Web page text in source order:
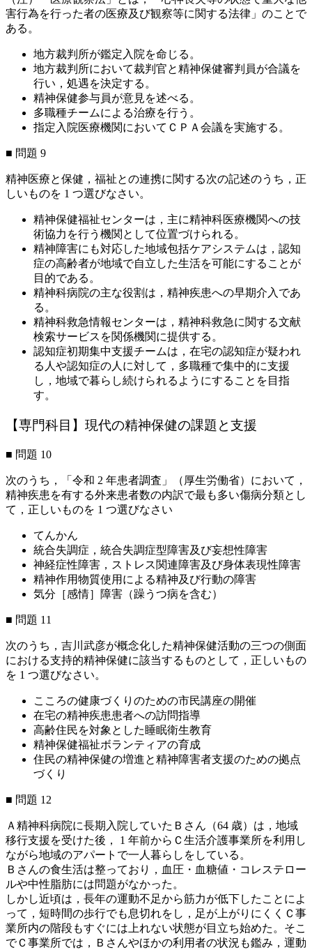
害行為を行った者の医療及び観察等に関する法律」のことで
ある。
地方裁判所が鑑定入院を命じる。
地方裁判所において裁判官と精神保健審判員が合議を
行い，処遇を決定する。
精神保健参与員が意見を述べる。
多職種チームによる治療を行う。
指定入院医療機関においてＣＰＡ会議を実施する。
■ 問題 9
精神医療と保健，福祉との連携に関する次の記述のうち，正
しいものを 1 つ選びなさい。
精神保健福祉センターは，主に精神科医療機関への技
術協力を行う機関として位置づけられる。
精神障害にも対応した地域包括ケアシステムは，認知
症の高齢者が地域で自立した生活を可能にすることが
目的である。
精神科病院の主な役割は，精神疾患への早期介入であ
る。
精神科救急情報センターは，精神科救急に関する文献
検索サービスを関係機関に提供する。
認知症初期集中支援チームは，在宅の認知症が疑われ
る人や認知症の人に対して，多職種で集中的に支援
し，地域で暮らし続けられるようにすることを目指
す。
【専門科目】現代の精神保健の課題と支援
■ 問題 10
次のうち，「令和 2 年患者調査」（厚生労働省）において，
精神疾患を有する外来患者数の内訳で最も多い傷病分類とし
て，正しいものを 1 つ選びなさい
てんかん
統合失調症，統合失調症型障害及び妄想性障害
神経症性障害，ストレス関連障害及び身体表現性障害
精神作用物質使用による精神及び行動の障害
気分［感情］障害（躁うつ病を含む）
■ 問題 11
次のうち，吉川武彦が概念化した精神保健活動の三つの側面
における支持的精神保健に該当するものとして，正しいもの
を 1 つ選びなさい。
こころの健康づくりのための市民講座の開催
在宅の精神疾患患者への訪問指導
高齢住民を対象とした睡眠衛生教育
精神保健福祉ボランティアの育成
住民の精神保健の増進と精神障害者支援のための拠点
づくり
■ 問題 12
Ａ精神科病院に長期入院していたＢさん（64 歳）は，地域
移行支援を受けた後， 1 年前からＣ生活介護事業所を利用し
ながら地域のアパートで一人暮らしをしている。
Ｂさんの食生活は整っており，血圧・血糖値・コレステロー
ルや中性脂肪には問題がなかった。
しかし近頃は，長年の運動不足から筋力が低下したことによ
って，短時間の歩行でも息切れをし，足が上がりにくくＣ事
業所内の階段もすぐには上れない状態が目立ち始めた。そこ
でＣ事業所では，Ｂさんやほかの利用者の状況も鑑み，運動